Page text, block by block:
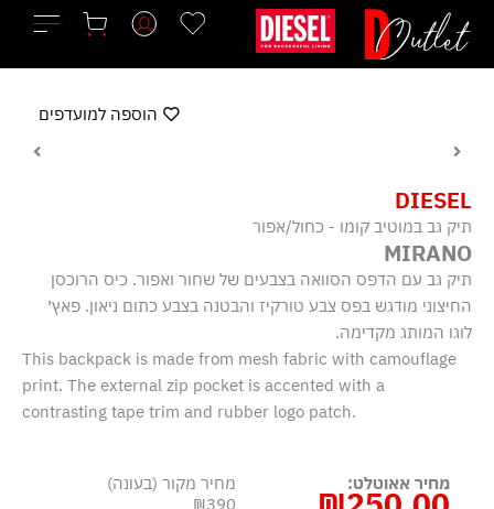
לתוכן
DIESEL
תיק גב במוטיב קומו - כחול/אפור
MIRANO
תיק גב עם הדפס הסוואה בצבעים של שחור ואפור. כיס הרוכסן
החיצוני מודגש בפס צבע טורקיז והבטנה בצבע כתום ניאון. פאץ׳
לוגו המותג מקדימה.
This backpack is made from mesh fabric with camouflage
print. The external zip pocket is accented with a
contrasting tape trim and rubber logo patch.
מחיר אאוטלט:
מחיר מקור (בעונה)
₪390
הוספה למועדפים